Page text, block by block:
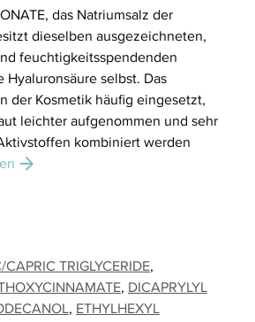
das Natriumsalz der
dieselben ausgezeichneten,
feuchtigkeitsspendenden
Hyaluronsäure selbst. Das
der Kosmetik häufig eingesetzt,
leichter aufgenommen und sehr
kombiniert werden
TRIGLYCERIDE
DICAPRYLYL
ETHYLHEXYL